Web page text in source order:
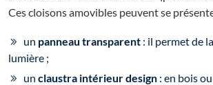
Ces cloisons amovibles peuvent se
un panneau transparent : il permet de
lumière ;
un claustra intérieur design : en bois